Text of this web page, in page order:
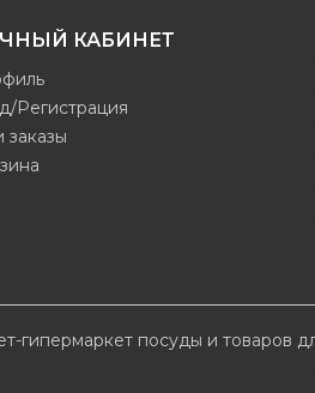
КАБИНЕТ
Регистрация
заказы
гипермаркет посуды и товаров